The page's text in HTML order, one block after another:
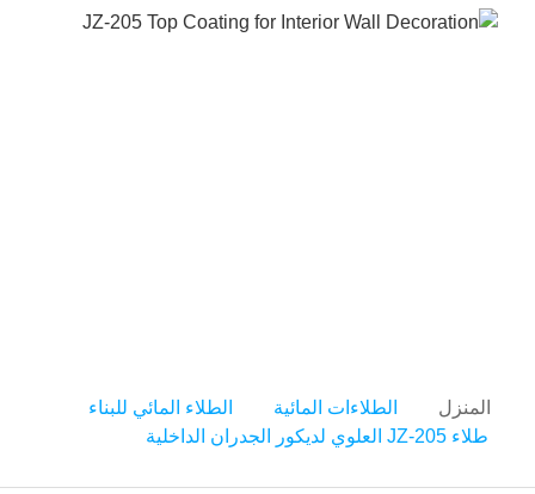
المنزل الطلاءات المائية
الطلاء المائي للبناء
طلاء JZ-205 العلوي لديكور الجدران الداخلية